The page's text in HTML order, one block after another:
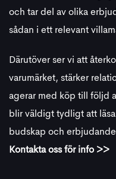
och tar del av olika
sådan i ett relevant
Därutöver ser vi att
varumärket, stärker
agerar med köp till följd
blir väldigt tydligt att
budskap och
Kontakta oss för info >>